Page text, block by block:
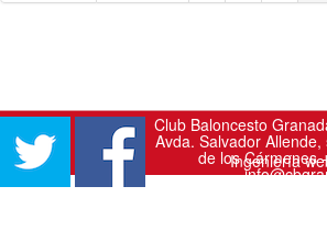
Club Baloncesto
Avda. Salvador
de los Cármenes
Ingeniería